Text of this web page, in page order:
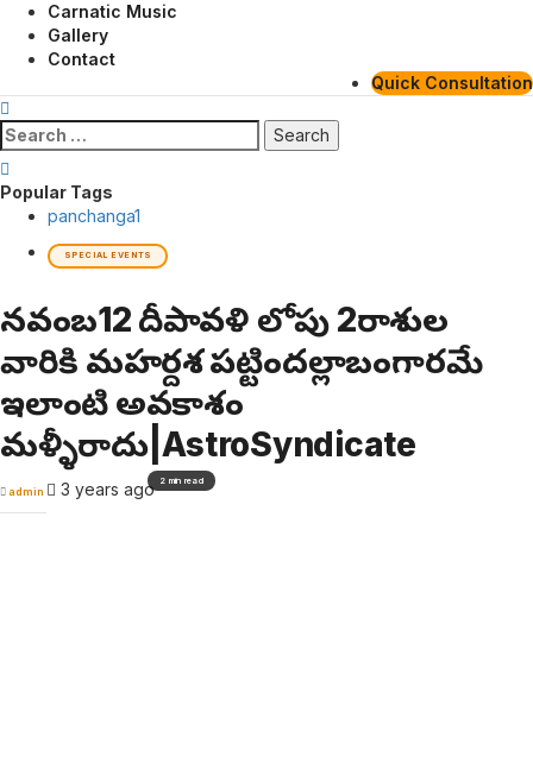
Carnatic Music
Gallery
Contact
Quick Consultation
Search
for:
Popular Tags
panchanga1
SPECIAL EVENTS
నవంబర్12 దీపావళి లోపు 2రాశుల
వారికి మహర్దశ పట్టిందల్లాబంగారమే
ఇలాంటి అవకాశం
మళ్ళీరాదు|AstroSyndicate
admin 3 years ago2 min read